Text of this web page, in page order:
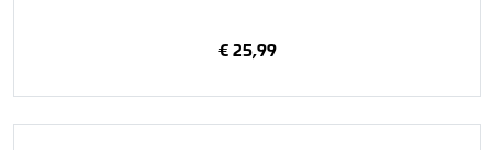
€ 25,99